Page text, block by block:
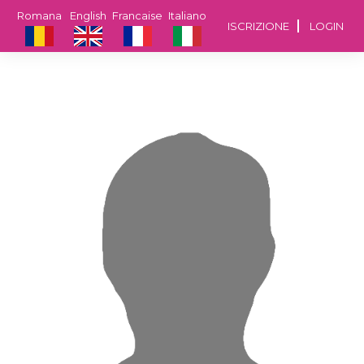
ISCRIZIONE LOGIN
Italiano
Francaise
English
Romana